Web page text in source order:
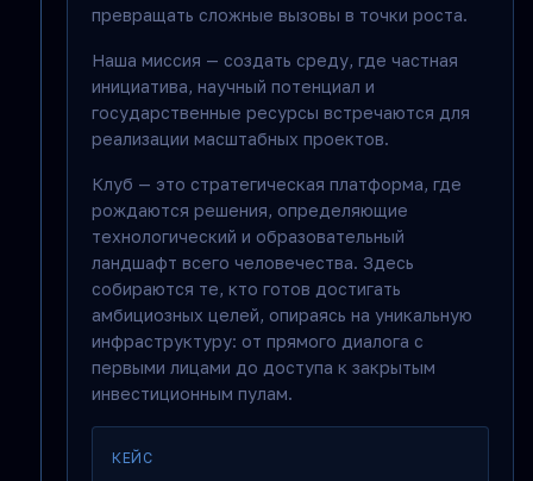
превращать сложные вызовы в точки роста.
Наша миссия — создать среду, где частная
инициатива, научный потенциал и
государственные ресурсы встречаются для
реализации масштабных проектов.
Клуб — это стратегическая платформа, где
рождаются решения, определяющие
технологический и образовательный
ландшафт всего человечества. Здесь
собираются те, кто готов достигать
амбициозных целей, опираясь на уникальную
инфраструктуру: от прямого диалога с
первыми лицами до доступа к закрытым
инвестиционным пулам.
КЕЙС